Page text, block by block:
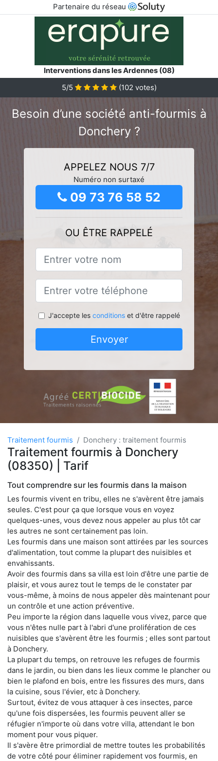
Partenaire du réseau
Interventions dans les Ardennes (08)
5/5
(102 votes)
Besoin d’une société anti-fourmis à
Donchery ?
APPELEZ NOUS 7/7
Numéro non surtaxé
09 73 76 58 52
OU ÊTRE RAPPELÉ
J'accepte les conditionset d'être rappelé
Envoyer
Traitement fourmis Donchery : traitement fourmis
Traitement fourmis à Donchery
(08350) | Tarif
Tout comprendre sur les fourmis dans la maison
Les fourmis vivent en tribu, elles ne s'avèrent être jamais
seules. C'est pour ça que lorsque vous en voyez
quelques-unes, vous devez nous appeler au plus tôt car
les autres ne sont certainement pas loin.
Les fourmis dans une maison sont attirées par les sources
d'alimentation, tout comme la plupart des nuisibles et
envahissants.
Avoir des fourmis dans sa villa est loin d'être une partie de
plaisir, et vous aurez tout le temps de le constater par
vous-même, à moins de nous appeler dès maintenant pour
un contrôle et une action préventive.
Peu importe la région dans laquelle vous vivez, parce que
vous n'êtes nulle part à l'abri d'une prolifération de ces
nuisibles que s'avèrent être les fourmis ; elles sont partout
à Donchery.
La plupart du temps, on retrouve les refuges de fourmis
dans le jardin, ou bien dans les lieux comme le plancher ou
bien le plafond en bois, entre les fissures des murs, dans
la cuisine, sous l'évier, etc à Donchery.
Surtout, évitez de vous attaquer à ces insectes, parce
qu'une fois dispersées, les fourmis peuvent aller se
réfugier n'importe où dans votre villa, attendant le bon
moment pour vous piquer.
Il s'avère être primordial de mettre toutes les probabilités
de votre côté pour éliminer rapidement vos fourmis, en